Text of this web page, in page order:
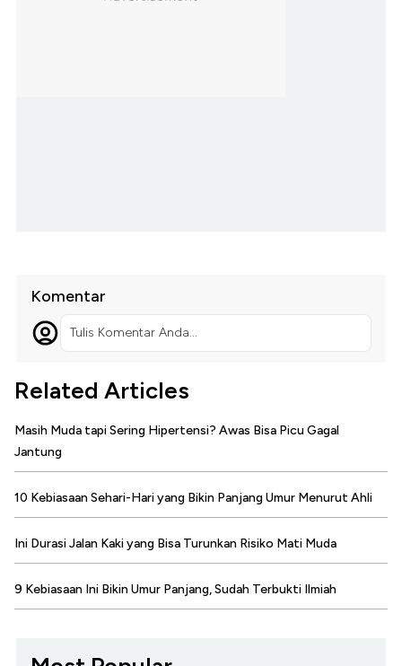
Komentar
Tulis Komentar Anda...
Related Articles
Masih Muda tapi Sering Hipertensi? Awas Bisa Picu Gagal
Jantung
10 Kebiasaan Sehari-Hari yang Bikin Panjang Umur Menurut Ahli
Ini Durasi Jalan Kaki yang Bisa Turunkan Risiko Mati Muda
9 Kebiasaan Ini Bikin Umur Panjang, Sudah Terbukti Ilmiah